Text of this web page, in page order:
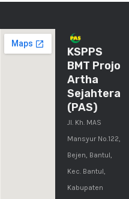
KSPPS
BMT Projo
Artha
Sejahtera
(PAS)
Jl. Kh. MAS
Mansyur No.122,
Bejen, Bantul,
Kec. Bantul,
Kabupaten